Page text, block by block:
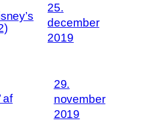
25.
december
2019
af
29.
november
2019